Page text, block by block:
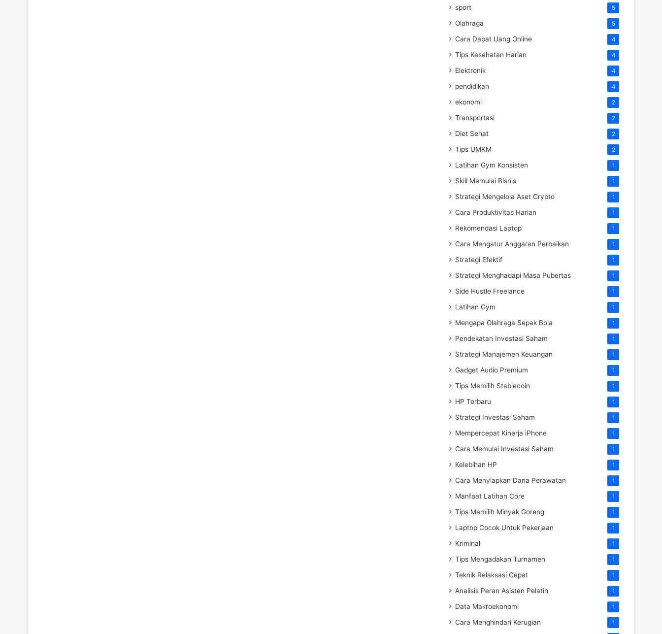
sport 5
Olahraga 5
Cara Dapat Uang Online 4
Tips Kesehatan Harian 4
Elektronik 4
pendidikan 4
ekonomi 2
Transportasi 2
Diet Sehat 2
Tips UMKM 2
Latihan Gym Konsisten 1
Skill Memulai Bisnis 1
Strategi Mengelola Aset Crypto 1
Cara Produktivitas Harian 1
Rekomendasi Laptop 1
Cara Mengatur Anggaran Perbaikan 1
Strategi Efektif 1
Strategi Menghadapi Masa Pubertas 1
Side Hustle Freelance 1
Latihan Gym 1
Mengapa Olahraga Sepak Bola 1
Pendekatan Investasi Saham 1
Strategi Manajemen Keuangan 1
Gadget Audio Premium 1
Tips Memilih Stablecoin 1
HP Terbaru 1
Strategi Investasi Saham 1
Mempercepat Kinerja iPhone 1
Cara Memulai Investasi Saham 1
Kelebihan HP 1
Cara Menyiapkan Dana Perawatan 1
Manfaat Latihan Core 1
Tips Memilih Minyak Goreng 1
Laptop Cocok Untuk Pekerjaan 1
Kriminal 1
Tips Mengadakan Turnamen 1
Teknik Relaksasi Cepat 1
Analisis Peran Asisten Pelatih 1
Data Makroekonomi 1
Cara Menghindari Kerugian 1